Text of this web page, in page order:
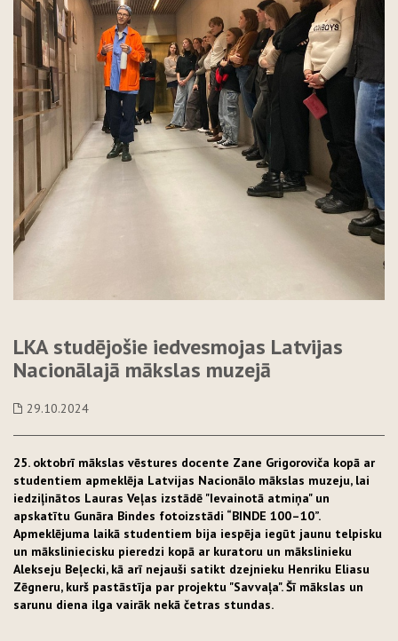
LKA studējošie iedvesmojas Latvijas
Nacionālajā mākslas muzejā
29.10.2024
25. oktobrī mākslas vēstures docente Zane Grigoroviča kopā ar
studentiem apmeklēja Latvijas Nacionālo mākslas muzeju, lai
iedziļinātos Lauras Veļas izstādē "Ievainotā atmiņa" un
apskatītu Gunāra Bindes fotoizstādi “BINDE 100–10”.
Apmeklējuma laikā studentiem bija iespēja iegūt jaunu telpisku
un māksliniecisku pieredzi kopā ar kuratoru un mākslinieku
Alekseju Beļecki, kā arī nejauši satikt dzejnieku Henriku Eliasu
Zēgneru, kurš pastāstīja par projektu "Savvaļa". Šī mākslas un
sarunu diena ilga vairāk nekā četras stundas.